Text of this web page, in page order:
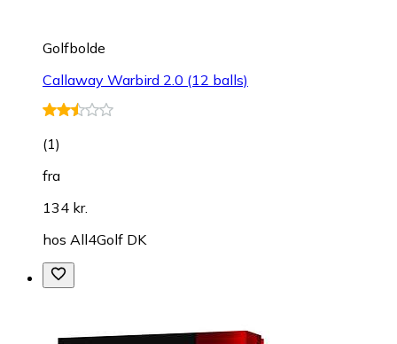
Golfbolde
Callaway Warbird 2.0 (12 balls)
(1)
fra
134 kr.
hos All4Golf DK